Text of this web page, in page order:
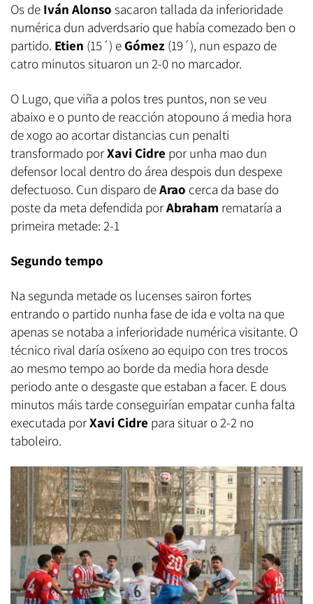
Os de Iván Alonso sacaron tallada da inferioridade
numérica dun adverdsario que había comezado ben o
partido. Etien (15´) e Gómez (19´), nun espazo de
catro minutos situaron un 2-0 no marcador.
O Lugo, que viña a polos tres puntos, non se veu
abaixo e o punto de reacción atopouno á media hora
de xogo ao acortar distancias cun penalti
transformado porXavi Cidre por unha mao dun
defensor local dentro do área despois dun despexe
defectuoso. Cun disparo deArao cerca da base do
poste da meta defendida porAbraham remataría a
primeira metade: 2-1
Segundo tempo
Na segunda metade os lucenses sairon fortes
entrando o partido nunha fase de ida e volta na que
apenas se notaba a inferioridade numérica visitante. O
técnico rival daría osíxeno ao equipo con tres trocos
ao mesmo tempo ao borde da media hora desde
periodo ante o desgaste que estaban a facer. E dous
minutos máis tarde conseguirían empatar cunha falta
executada porXavi Cidre para situar o 2-2 no
taboleiro.